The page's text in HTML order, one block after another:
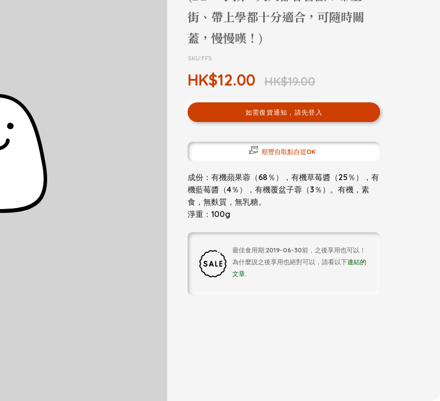
街、帶上學都十分適合，可隨時關
蓋，慢慢嘆！)
SKU:FF5
HK$12.00 HK$19.00
如需復貨通知，請先登入
順豐自取點自提OK
成份：有機蘋果蓉（68％），有機草莓醬（25％），有
機藍莓醬（4％），有機覆盆子蓉（3％）。有機，素
食，無麩質，無乳糖。
淨重：100g
最佳食用期:2019-06-30前，之後享用也可以！
為什麼說之後享用也絕對可以，請看以下連結的
文章.